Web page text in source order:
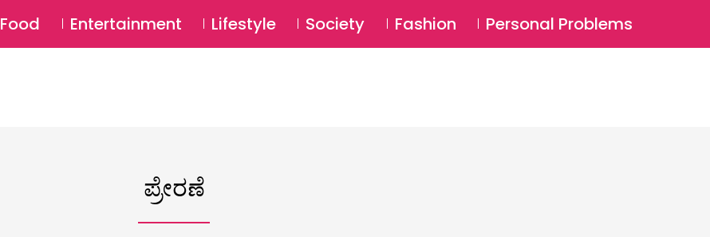
SUBSCRIBE Login ⚲
Food Entertainment Lifestyle Society Fashion Personal Problems
ಪ್ರೇರಣೆ